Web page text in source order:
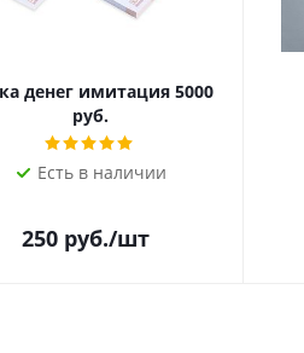
денег имитация 5000
руб.
Есть в наличии
250 руб./шт